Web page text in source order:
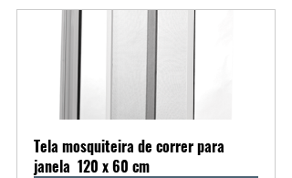
Tela mosquiteira de correr para
janela  120 x 60 cm